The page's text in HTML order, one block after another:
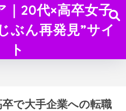
｜20代×高卒女子
ぶん再発見”サイ
ト
で大手企業への転職